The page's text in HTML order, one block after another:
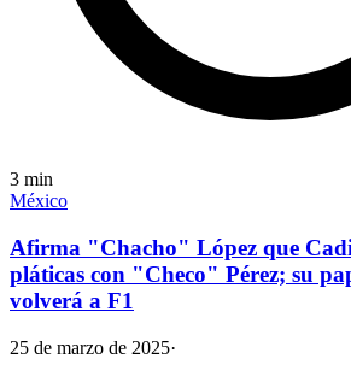
3 min
México
Afirma "Chacho" López que
pláticas con "Checo" Pérez; su
volverá a F1
25 de marzo de 2025·